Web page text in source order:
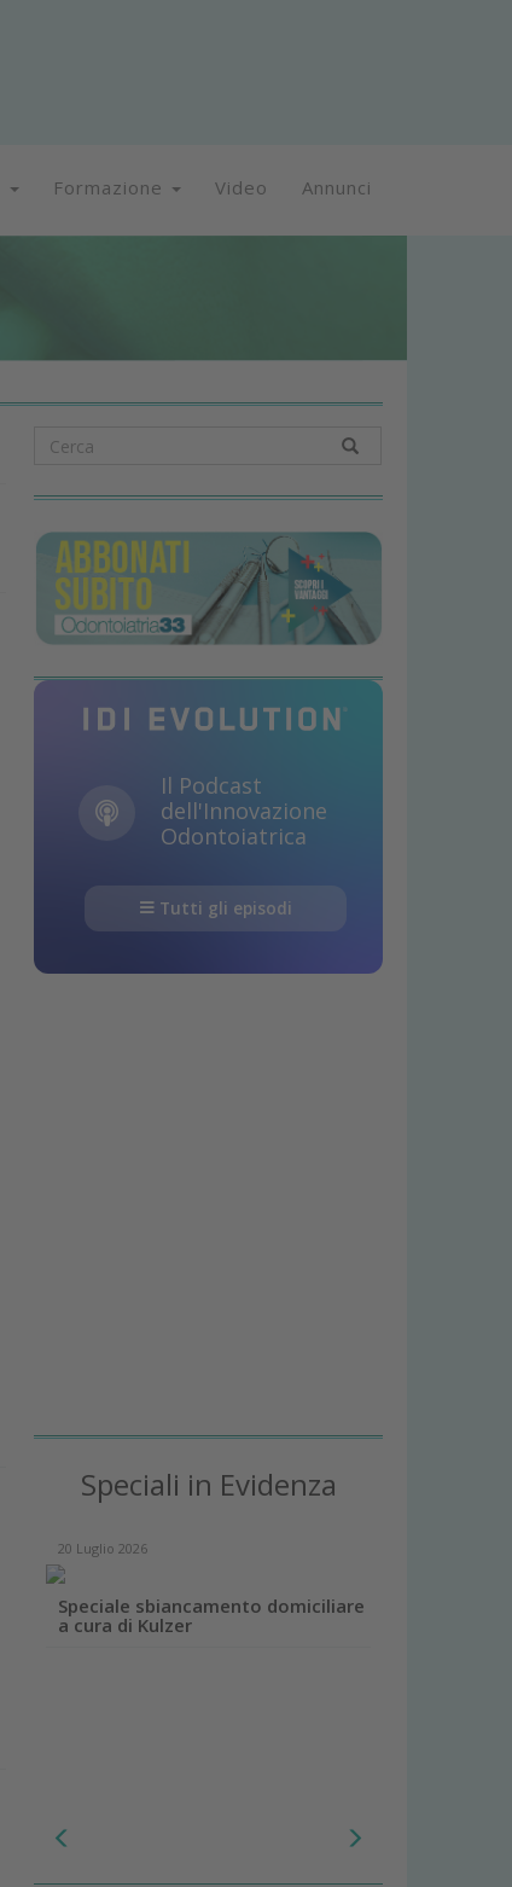
Formazione Video Annunci
Il Podcast
dell'Innovazione
Odontoiatrica
Tutti gli episodi
Speciali in Evidenza
20 Luglio 2026
Speciale sbiancamento domiciliare
a cura di Kulzer